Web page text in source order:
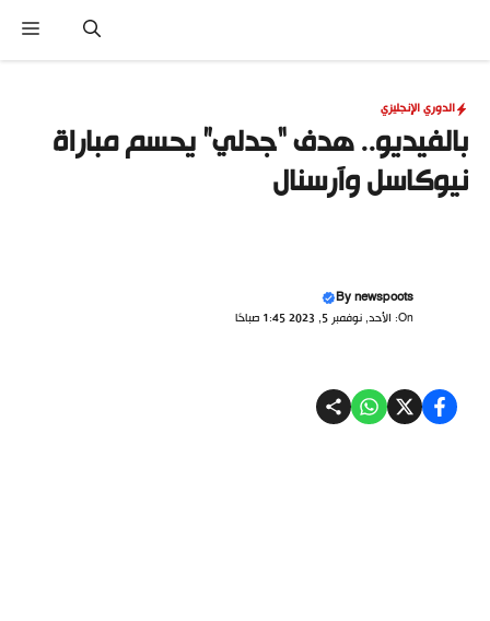
المحتوى
الدوري الإنجليزي
بالفيديو.. هدف “جدلي” يحسم مباراة
نيوكاسل وآرسنال
Bynewspoots
On: الأحد, نوفمبر 5, 2023 1:45 صباحًا